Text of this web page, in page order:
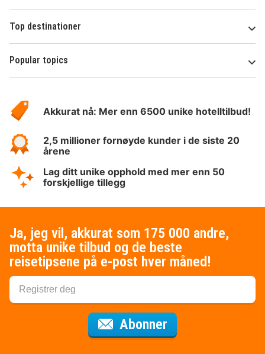
Top destinationer
Popular topics
Hotelspecials
Akkurat nå: Mer enn 6500 unike hotelltilbud!
2,5 millioner fornøyde kunder i de siste 20
årene
Lag ditt unike opphold med mer enn 50
forskjellige tillegg
Ja, jeg vil, akkurat som 175 000 andre,
motta unike tilbud og de beste
reisetipsene på e-post hver måned!
Abonner